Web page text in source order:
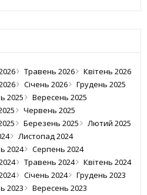
Травень 2026
Квітень 2026
Січень 2026
Грудень 2025
2025
Вересень 2025
Червень 2025
Березень 2025
Лютий 2025
Листопад 2024
2024
Серпень 2024
Травень 2024
Квітень 2024
Січень 2024
Грудень 2023
2023
Вересень 2023